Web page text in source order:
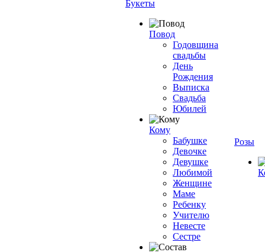
Букеты
Повод
Годовщина
свадьбы
День
Рождения
Выписка
Свадьба
Юбилей
Кому
Бабушке
Девочке
Девушке
Любимой
Женщине
Маме
Ребенку
Учителю
Невесте
Сестре
Розы